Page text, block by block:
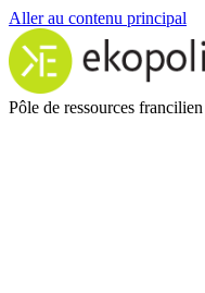
Aller au contenu principal
Pôle de ressources